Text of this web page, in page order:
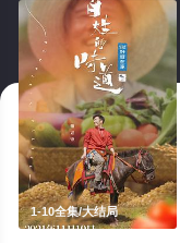
1-10全集/大结局